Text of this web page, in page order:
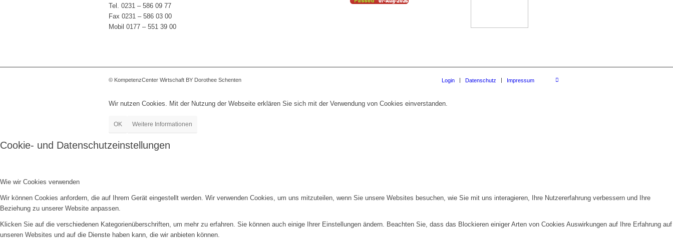
Tel. 0231 – 586 09 77
Fax 0231 – 586 03 00
Mobil 0177 – 551 39 00
© KompetenzCenter Wirtschaft BY Dorothee Schenten Login Datenschutz Impressum
Wir nutzen Cookies. Mit der Nutzung der Webseite erklären Sie sich mit der Verwendung von Cookies einverstanden.
OK Weitere Informationen
Cookie- und Datenschutzeinstellungen
Wie wir Cookies verwenden
Wir können Cookies anfordern, die auf Ihrem Gerät eingestellt werden. Wir verwenden Cookies, um uns mitzuteilen, wenn Sie unsere Websites besuchen, wie Sie mit uns interagieren, Ihre Nutzererfahrung verbessern und Ihre
Beziehung zu unserer Website anpassen.
Klicken Sie auf die verschiedenen Kategorienüberschriften, um mehr zu erfahren. Sie können auch einige Ihrer Einstellungen ändern. Beachten Sie, dass das Blockieren einiger Arten von Cookies Auswirkungen auf Ihre Erfahrung auf
unseren Websites und auf die Dienste haben kann, die wir anbieten können.